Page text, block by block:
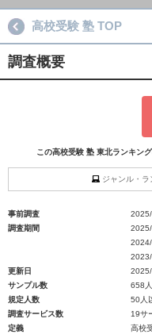
高校受験 塾 TOP
調査概要
この高校受験 塾 東北ランキン
ジャンル・
事前調査
調査期間
更新日
サンプル数
658
規定人数
50人
調査サービス数
19サ
定義
高校